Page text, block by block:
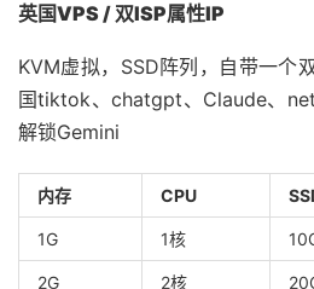
英国VPS / 双ISP属性IP
KVM虚拟，SSD阵列，自带一个
国tiktok、chatgpt、Claude、
解锁Gemini
内存 CPU
1G 1核
2G 2核